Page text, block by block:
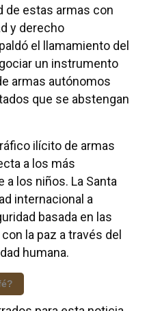
de estas armas con
y derecho
el llamamiento del
un instrumento
armas autónomos
que se abstengan
ilícito de armas
a los más
los niños. La Santa
internacional a
basada en las
la paz a través del
humana.